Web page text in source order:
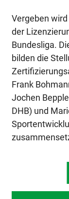
Vergeben
der
Bundesliga.
bilden die
Frank
Jochen
DHB) und